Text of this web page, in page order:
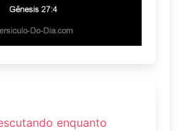
enquanto